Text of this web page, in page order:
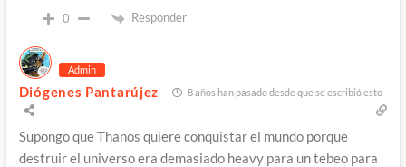
0 Responder
Admin
Diógenes Pantarújez 8 años han pasado desde que se escribió esto
Supongo que Thanos quiere conquistar el mundo porque
destruir el universo era demasiado heavy para un tebeo para